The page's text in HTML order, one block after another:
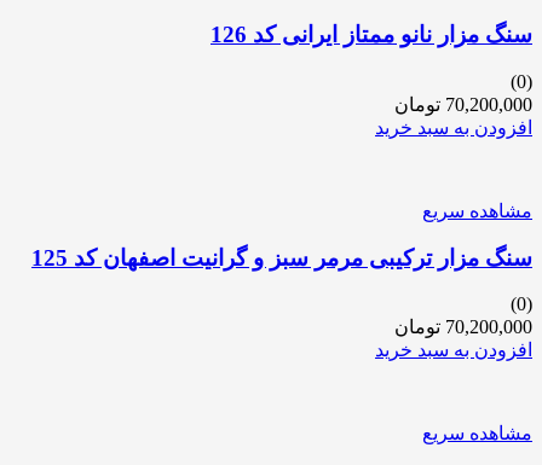
سنگ مزار نانو ممتاز ایرانی کد 126
(0)
70,200,000 تومان
افزودن به سبد خرید
مشاهده سریع
سنگ مزار ترکیبی مرمر سبز و گرانیت اصفهان کد 125
(0)
70,200,000 تومان
افزودن به سبد خرید
مشاهده سریع